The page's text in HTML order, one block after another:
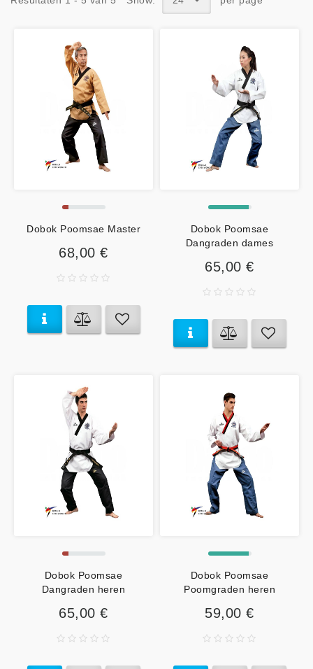
Dobok Poomsae Master
68,00 €
Dobok Poomsae
Dangraden dames
65,00 €
Dobok Poomsae
Dangraden heren
65,00 €
Dobok Poomsae
Poomgraden heren
59,00 €